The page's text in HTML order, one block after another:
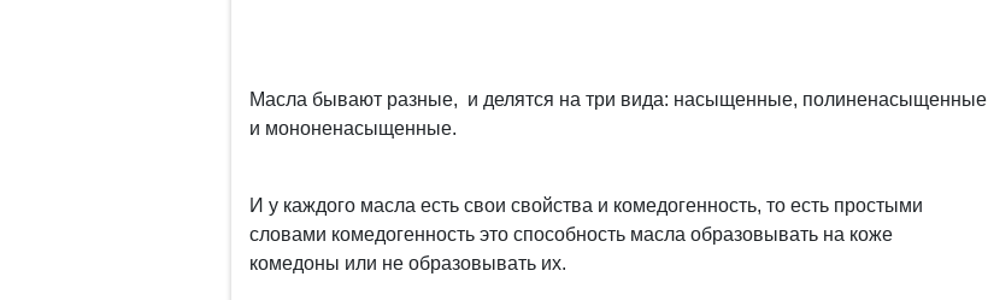
Масла бывают разные, и делятся на три вида: насыщенные, полиненасыщенные
и мононенасыщенные.
И у каждого масла есть свои свойства и комедогенность, то есть простыми
словами комедогенность это способность масла образовывать на коже
комедоны или не образовывать их.